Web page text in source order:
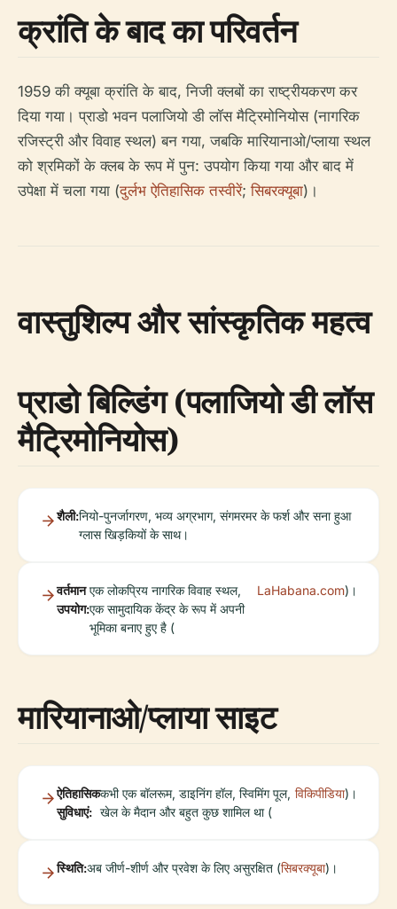
क्रांति के बाद का परिवर्तन
1959 की क्यूबा क्रांति के बाद, निजी क्लबों का राष्ट्रीयकरण कर
दिया गया। प्राडो भवन पलाजियो डी लॉस मैट्रिमोनियोस (नागरिक
रजिस्ट्री और विवाह स्थल) बन गया, जबकि मारियानाओ/प्लाया स्थल
को श्रमिकों के क्लब के रूप में पुन: उपयोग किया गया और बाद में
उपेक्षा में चला गया (दुर्लभ ऐतिहासिक तस्वीरें;सिबरक्यूबा)।
वास्तुशिल्प और सांस्कृतिक महत्व
प्राडो बिल्डिंग (पलाजियो डी लॉस
मैट्रिमोनियोस)
शैली:नियो-पुनर्जागरण, भव्य अग्रभाग, संगमरमर के फर्श और सना हुआ
ग्लास खिड़कियों के साथ।
वर्तमान
उपयोग:
एक लोकप्रिय नागरिक विवाह स्थल,
एक सामुदायिक केंद्र के रूप में अपनी
भूमिका बनाए हुए है (
LaHabana.com)।
मारियानाओ/प्लाया साइट
ऐतिहासिक
सुविधाएं:
कभी एक बॉलरूम, डाइनिंग हॉल, स्विमिंग पूल,
खेल के मैदान और बहुत कुछ शामिल था (
विकिपीडिया)।
स्थिति:अब जीर्ण-शीर्ण और प्रवेश के लिए असुरक्षित (सिबरक्यूबा)।